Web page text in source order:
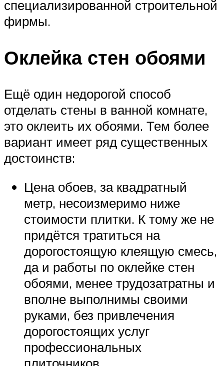
специализированной строительной
фирмы.
Оклейка стен обоями
Ещё один недорогой способ
отделать стены в ванной комнате,
это оклеить их обоями. Тем более
вариант имеет ряд существенных
достоинств:
Цена обоев, за квадратный
метр, несоизмеримо ниже
стоимости плитки. К тому же не
придётся тратиться на
дорогостоящую клеящую смесь,
да и работы по оклейке стен
обоями, менее трудозатратны и
вполне выполнимы своими
руками, без привлечения
дорогостоящих услуг
профессиональных
плиточников.